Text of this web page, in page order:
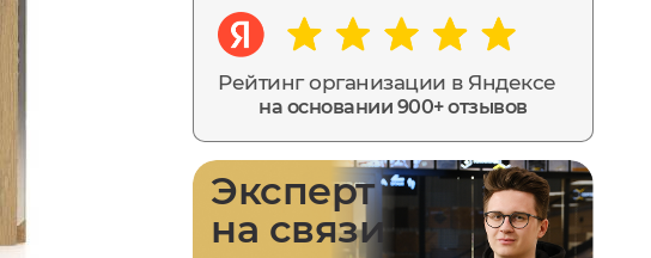
Рейтинг организации в Яндексе
на основании 900+ отзывов
Эксперт
на связи